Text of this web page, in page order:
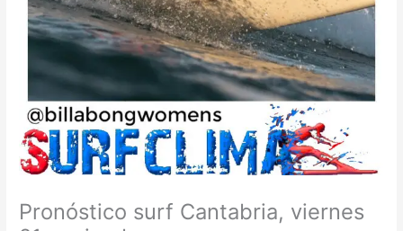
Pronóstico surf Cantabria, viernes